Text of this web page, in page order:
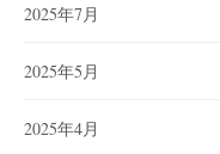
2025年7月
2025年5月
2025年4月